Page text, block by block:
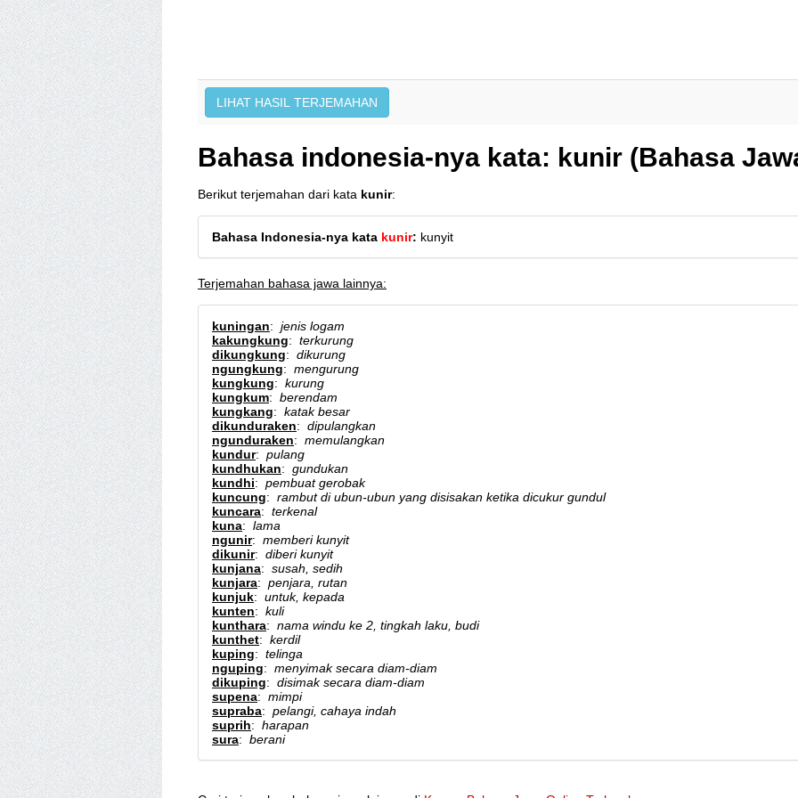
Bahasa indonesia-nya kata: kunir (Bahasa
Berikut terjemahan dari kata kunir:
Bahasa Indonesia-nya kata kunir: kunyit
Terjemahan bahasa jawa lainnya:
kuningan: jenis logam
kakungkung: terkurung
dikungkung: dikurung
ngungkung: mengurung
kungkung: kurung
kungkum: berendam
kungkang: katak besar
dikunduraken: dipulangkan
ngunduraken: memulangkan
kundur: pulang
kundhukan: gundukan
kundhi: pembuat gerobak
kuncung: rambut di ubun-ubun yang disisakan ketika dicukur gundul
kuncara: terkenal
kuna: lama
ngunir: memberi kunyit
dikunir: diberi kunyit
kunjana: susah, sedih
kunjara: penjara, rutan
kunjuk: untuk, kepada
kunten: kuli
kunthara: nama windu ke 2, tingkah laku, budi
kunthet: kerdil
kuping: telinga
nguping: menyimak secara diam-diam
dikuping: disimak secara diam-diam
supena: mimpi
supraba: pelangi, cahaya indah
suprih: harapan
sura: berani